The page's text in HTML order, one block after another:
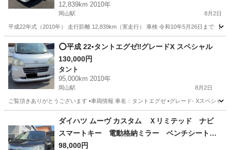
12,839km 2010年
岡山駅 8月2日
平成22年式（2010年） 走行距離 12,839km（実走行） 車検 令和10年5月26日まで 【
岡山 岡山市 岡山駅 ハイゼット
⭕️平成 22▪️タントエグゼ‼️グレードX スペシャル
130,000円
タント
95,000km 2010年
岡山駅 8月2日
ご覧頂きありがとうございます ▪️車両情報 車名：タントエグゼ ▪️グレード- Xスペシャル
岡山駅 タント
ダイハツ ムーヴ カスタム Ｘリミテッド ナビ
スマートキー 電動格納ミラー ベンチシート
ＣＶＴ ミュージックプレイヤー接続可 アルミ
98,000円